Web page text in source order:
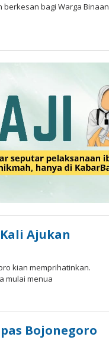
berkesan bagi Warga Binaan
Ajukan
kian memprihatinkan.
mulai menua
Bojonegoro